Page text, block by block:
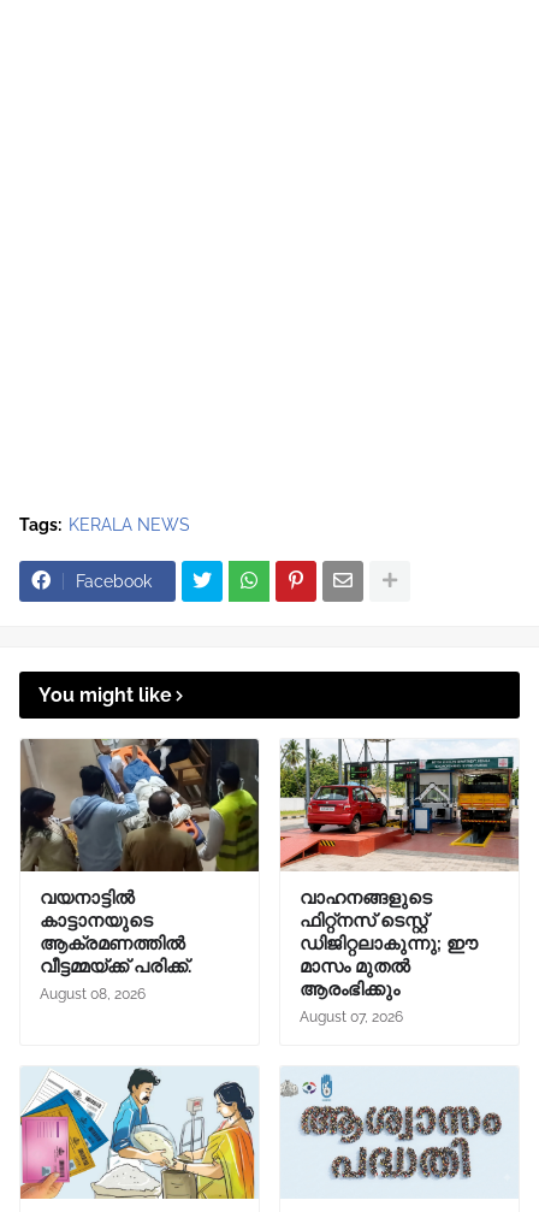
Tags: KERALA NEWS
Facebook
You might like
വയനാട്ടിൽ
കാട്ടാനയുടെ
ആക്രമണത്തിൽ
വീട്ടമ്മയ്ക്ക് പരിക്ക്.
August 08, 2026
വാഹനങ്ങളുടെ
ഫിറ്റ്‌നസ് ടെസ്റ്റ്
ഡിജിറ്റലാകുന്നു; ഈ
മാസം മുതൽ
ആരംഭിക്കും
August 07, 2026